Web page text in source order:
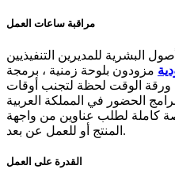
مزودون بلوحة زمنية ، برمجة
ورقة الوقت لحظة لتجنب أوقات
الحضور في المملكة العربية
كاملة لطلب عناوين من واجهة
المنتج أو للعمل عن بعد.